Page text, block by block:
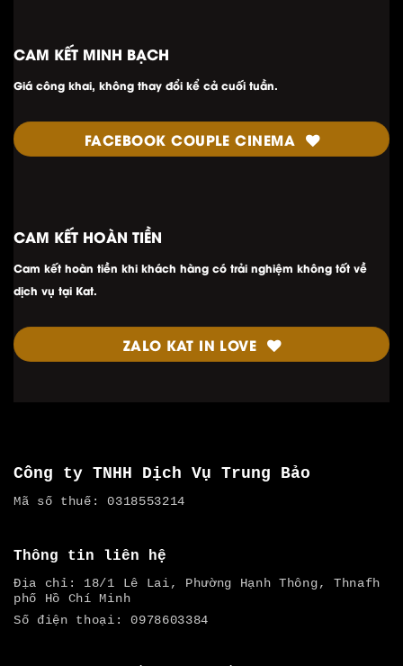
CAM KẾT MINH BẠCH
Giá công khai, không thay đổi kể cả cuối tuần.
FACEBOOK COUPLE CINEMA
CAM KẾT HOÀN TIỀN
Cam kết hoàn tiền khi khách hàng có trải nghiệm không tốt về
dịch vụ tại Kat.
ZALO KAT IN LOVE
Công ty TNHH Dịch Vụ Trung Bảo
Mã số thuế: 0318553214
Thông tin liên hệ
Địa chỉ: 18/1 Lê Lai, Phường Hạnh Thông, Thnafh
phố Hồ Chí Minh
Số điện thoại: 0978603384